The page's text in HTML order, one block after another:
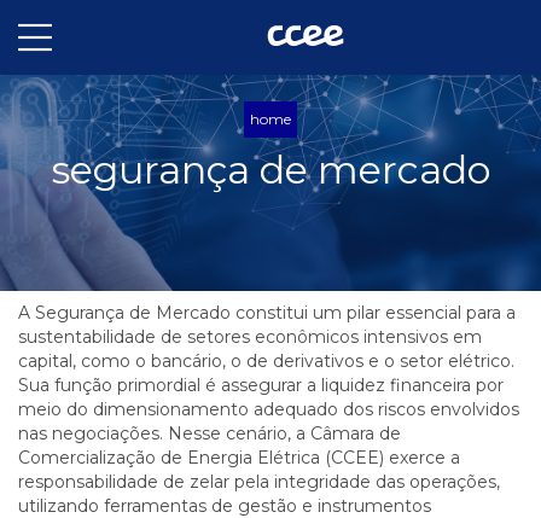
home
segurança de mercado
A Segurança de Mercado constitui um pilar essencial para a
sustentabilidade de setores econômicos intensivos em
capital, como o bancário, o de derivativos e o setor elétrico.
Sua função primordial é assegurar a liquidez financeira por
meio do dimensionamento adequado dos riscos envolvidos
nas negociações. Nesse cenário, a Câmara de
Comercialização de Energia Elétrica (CCEE) exerce a
responsabilidade de zelar pela integridade das operações,
utilizando ferramentas de gestão e instrumentos